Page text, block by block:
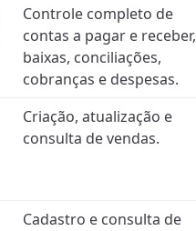
Controle completo de
contas a pagar e receber,
baixas, conciliações,
cobranças e despesas.
Criação, atualização e
consulta de vendas.
Cadastro e consulta de